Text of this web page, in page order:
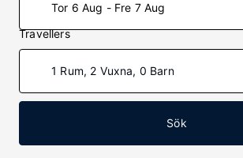
Tor 6 Aug - Fre 7 Aug
Travellers
1 Rum, 2 Vuxna, 0 Barn
Sök